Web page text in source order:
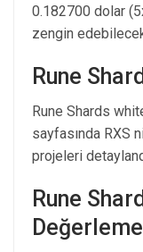
0.182700 dolar
zengin
Rune
Rune Shards
sayfasında RXS
projeleri
Rune